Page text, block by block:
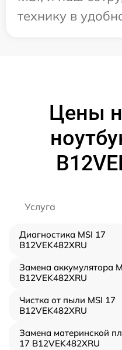
технику в
Цены
Услуга
Диагностика MSI 17
B12VEK482XRU
Замена аккумулятора
B12VEK482XRU
Чистка от пыли MSI 17
B12VEK482XRU
Замена материнской
17 B12VEK482XRU